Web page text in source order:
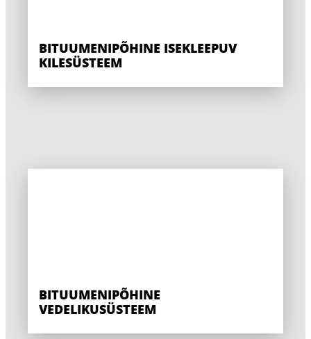
BITUUMENIPÕHINE ISEKLEEPUV
KILESÜSTEEM
BITUUMENIPÕHINE
VEDELIKUSÜSTEEM